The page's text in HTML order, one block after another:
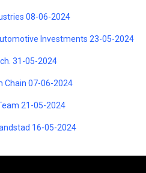
08-06-2024
Investments 23-05-2024
31-05-2024
Chain 07-06-2024
21-05-2024
16-05-2024